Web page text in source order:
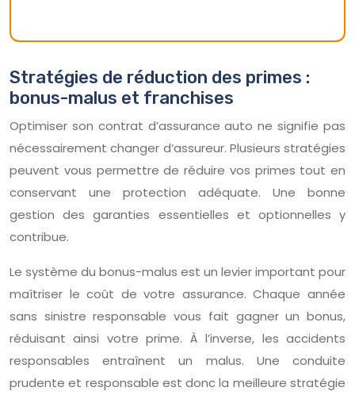
Stratégies de réduction des primes :
bonus-malus et franchises
Optimiser son contrat d’assurance auto ne signifie pas
nécessairement changer d’assureur. Plusieurs stratégies
peuvent vous permettre de réduire vos primes tout en
conservant une protection adéquate. Une bonne
gestion des garanties essentielles et optionnelles y
contribue.
Le système du bonus-malus est un levier important pour
maîtriser le coût de votre assurance. Chaque année
sans sinistre responsable vous fait gagner un bonus,
réduisant ainsi votre prime. À l’inverse, les accidents
responsables entraînent un malus. Une conduite
prudente et responsable est donc la meilleure stratégie